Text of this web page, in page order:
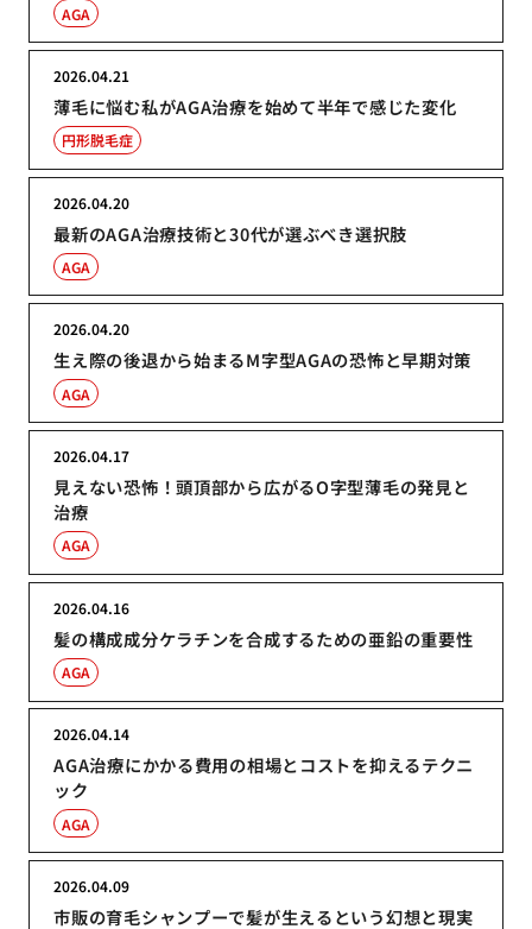
AGA
薄毛に悩む私がAGA治療を始めて半年で感じた変化
2026.04.21
円形脱毛症
最新のAGA治療技術と30代が選ぶべき選択肢
2026.04.20
AGA
生え際の後退から始まるM字型AGAの恐怖と早期対策
2026.04.20
AGA
見えない恐怖！頭頂部から広がるO字型薄毛の発見と
治療
2026.04.17
AGA
髪の構成成分ケラチンを合成するための亜鉛の重要性
2026.04.16
AGA
AGA治療にかかる費用の相場とコストを抑えるテクニ
ック
2026.04.14
AGA
市販の育毛シャンプーで髪が生えるという幻想と現実
2026.04.09